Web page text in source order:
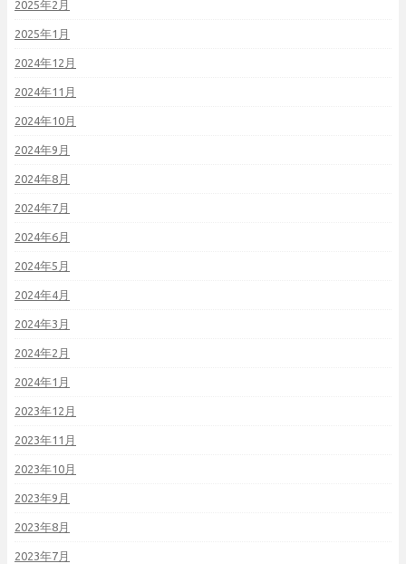
2025年2月
2025年1月
2024年12月
2024年11月
2024年10月
2024年9月
2024年8月
2024年7月
2024年6月
2024年5月
2024年4月
2024年3月
2024年2月
2024年1月
2023年12月
2023年11月
2023年10月
2023年9月
2023年8月
2023年7月